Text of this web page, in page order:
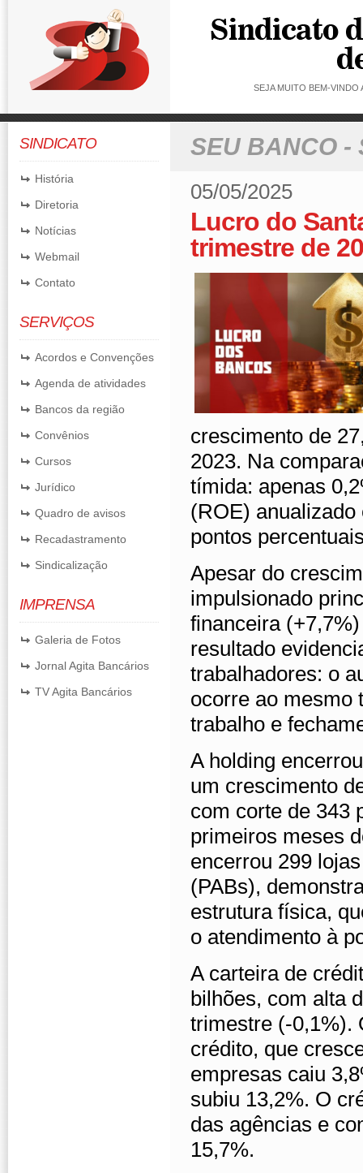
SEJA MUITO BEM-
SINDICATO
História
Diretoria
Notícias
Webmail
Contato
SERVIÇOS
Acordos e Convenções
Agenda de atividades
Bancos da região
Convênios
Cursos
Jurídico
Quadro de avisos
Recadastramento
Sindicalização
IMPRENSA
Galeria de Fotos
Jornal Agita Bancários
TV Agita Bancários
SEU BANCO -
05/05/2025
Lucro do
trimestre de
crescimento de
2023. Na
tímida: apenas
(ROE)
pontos
Apesar do
impulsionado
financeira
resultado
trabalhadores: o
ocorre ao mesmo
trabalho e
A holding
um crescimento
com corte de 343
primeiros meses
encerrou 299
(PABs),
estrutura física,
o atendimento à
A carteira de
bilhões, com alta
trimestre (-0,1%).
crédito, que
empresas caiu
subiu 13,2%. O
das agências e
15,7%.